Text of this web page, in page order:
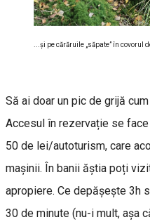
...și pe cărăruile „săpate” în covorul
Să ai doar un pic de grijă
Accesul în rezervație se
50 de lei/autoturism, care
mașinii. În banii ăștia poți
apropiere. Ce depășește 3h
30 de minute (nu-i mult, așa